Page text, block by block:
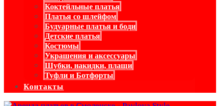
Коктейльные платья
Платья со шлейфом
Будуарные платья и боди
Детские платья
Костюмы
Украшения и аксессуары
Шубки, накидки, плащи
Туфли и Ботфорты
Контакты